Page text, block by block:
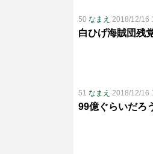
50 なまえ 2018/12/16
白ひげ海賊団残
51 なまえ 2018/12/16
99億ぐらいだろ